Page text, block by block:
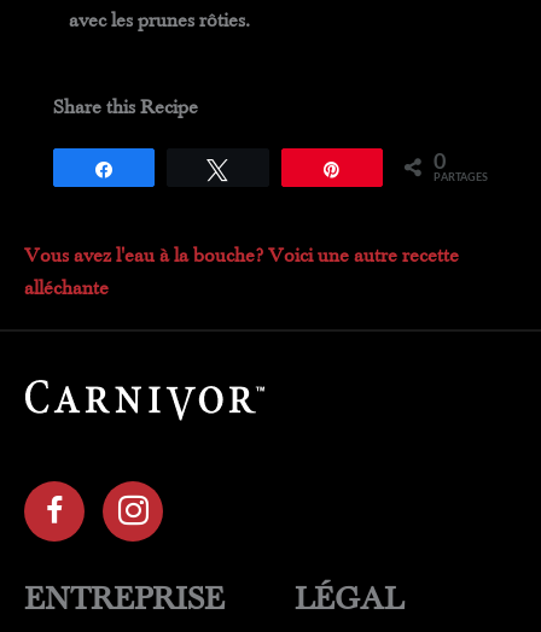
avec les prunes rôties.
Share this Recipe
Épingle 0
PARTAGES
Vous avez l'eau à la bouche? Voici une autre recette
alléchante
ENTREPRISE LÉGAL